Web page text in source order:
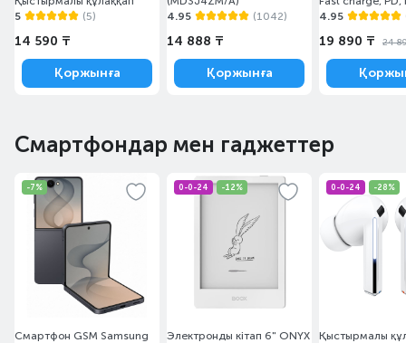
5
(5)
14 590 ₸
Қоржынға
4.95
(1042)
14 888 ₸
Қоржынға
P4520XUEGRU)
4.95
19 890 ₸ 24
Смартфондар мен гаджеттер
-7%
Смартфон GSM Samsung
0-0-24 -12%
Электронды кітап 6" ONYX
0-0-24 -28%
Қыстырмалы